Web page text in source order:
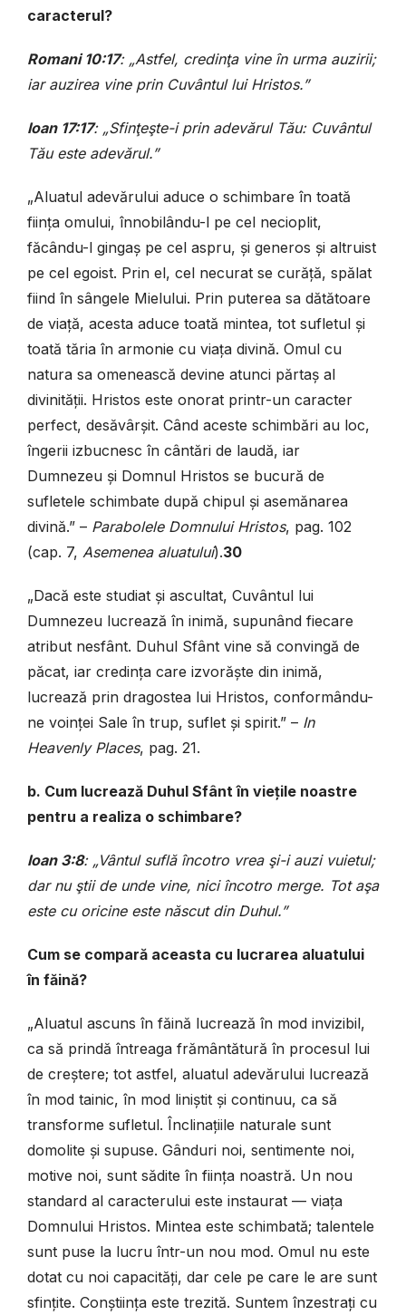
caracterul?
Romani 10:17: „Astfel, credinţa vine în urma auzirii;
iar auzirea vine prin Cuvântul lui Hristos.”
Ioan 17:17: „Sfinţeşte-i prin adevărul Tău: Cuvântul
Tău este adevărul.”
„Aluatul adevărului aduce o schimbare în toată
ființa omului, înnobilându-l pe cel necioplit,
făcându-l gingaș pe cel aspru, și generos și altruist
pe cel egoist. Prin el, cel necurat se curăță, spălat
fiind în sângele Mielului. Prin puterea sa dătătoare
de viață, acesta aduce toată mintea, tot sufletul și
toată tăria în armonie cu viața divină. Omul cu
natura sa omenească devine atunci părtaș al
divinității. Hristos este onorat printr-un caracter
perfect, desăvârșit. Când aceste schimbări au loc,
îngerii izbucnesc în cântări de laudă, iar
Dumnezeu și Domnul Hristos se bucură de
sufletele schimbate după chipul și asemănarea
divină.” – Parabolele Domnului Hristos, pag. 102
(cap. 7, Asemenea aluatului).30
„Dacă este studiat și ascultat, Cuvântul lui
Dumnezeu lucrează în inimă, su­punând fiecare
atribut nesfânt. Duhul Sfânt vine să convingă de
păcat, iar credința care izvorăște din inimă,
lucrează prin dragostea lui Hristos, conformându-
ne voinței Sale în trup, suflet și spirit.” – In
Heavenly Places, pag. 21.
b. Cum lucrează Duhul Sfânt în viețile noastre
pentru a realiza o schimbare?
Ioan 3:8: „Vântul suflă încotro vrea şi-i auzi vuietul;
dar nu ştii de unde vine, nici încotro merge. Tot aşa
este cu oricine este născut din Duhul.”
Cum se compară aceasta cu lucrarea aluatului
în făină?
„Aluatul ascuns în făină lucrează în mod invizibil,
ca să prindă întreaga fră­mântătură în procesul lui
de creștere; tot astfel, aluatul adevărului lucrează
în mod tainic, în mod liniștit și continuu, ca să
transforme sufletul. Înclinațiile naturale sunt
domolite și supuse. Gânduri noi, sentimente noi,
motive noi, sunt sădite în ființa noastră. Un nou
standard al caracterului este instaurat — viața
Domnului Hristos. Mintea este schimbată; talentele
sunt puse la lucru într-un nou mod. Omul nu este
dotat cu noi capacități, dar cele pe care le are sunt
sfințite. Conștiința este trezită. Suntem înzestrați cu